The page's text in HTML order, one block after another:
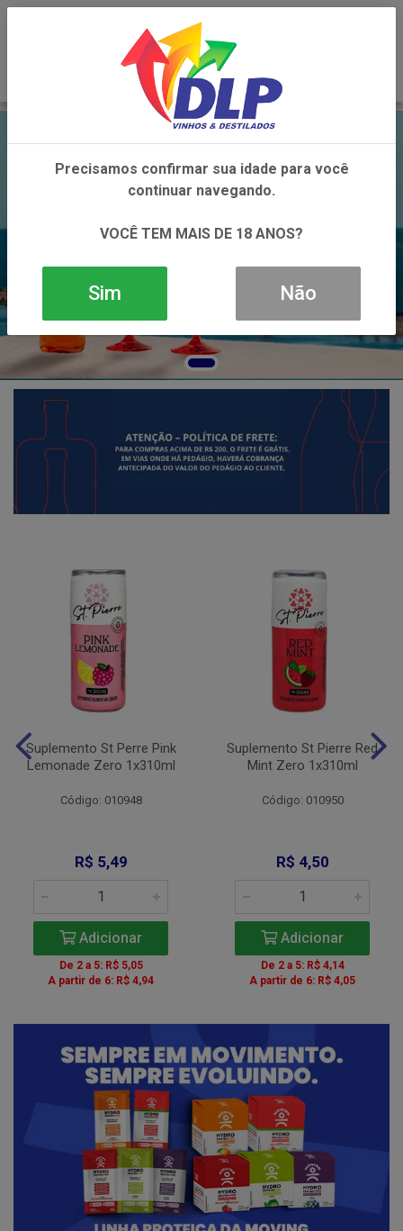
Suplemento St Perre Pink
Lemonade Zero 1x310ml
Código: 010948
R$ 5,49
Adicionar
De 2 a 5: R$ 5,05
A partir de 6: R$ 4,94
Suplemento St Pierre Red
Mint Zero 1x310ml
Código: 010950
R$ 4,50
Adicionar
De 2 a 5: R$ 4,14
A partir de 6: R$ 4,05
Precisamos confirmar sua idade para você
continuar navegando.
VOCÊ TEM MAIS DE 18 ANOS?
Sim Não